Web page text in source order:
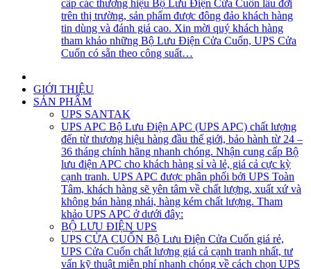
cấp các thương hiệu Bộ Lưu Điện Cửa Cuốn lâu đời
trên thị trường, sản phẩm được đông đảo khách hàng
tin dùng và đánh giá cao. Xin mời quý khách hàng
tham khảo những Bộ Lưu Điện Cửa Cuốn, UPS Cửa
Cuốn có sẵn theo công suất…
GIỚI THIỆU
SẢN PHẨM
UPS SANTAK
UPS APC Bộ Lưu Điện APC (UPS APC) chất lượng
đến từ thương hiệu hàng đầu thế giới, bảo hành từ 24 –
36 tháng chính hãng nhanh chóng. Nhận cung cấp Bộ
lưu điện APC cho khách hàng sỉ và lẻ, giá cả cực kỳ
cạnh tranh. UPS APC được phân phối bởi UPS Toàn
Tâm, khách hàng sẽ yên tâm về chất lượng, xuất xứ và
không bán hàng nhái, hàng kém chất lượng. Tham
khảo UPS APC ở dưới đây:
BỘ LƯU ĐIỆN UPS
UPS CỬA CUỐN Bộ Lưu Điện Cửa Cuốn giá rẻ,
UPS Cửa Cuốn chất lượng giá cả cạnh tranh nhất, tư
vấn kỹ thuật miễn phí nhanh chóng về cách chọn UPS